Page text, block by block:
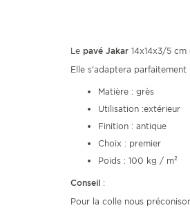
Le pavé Jakar 14x14x3/5
Elle s'adaptera parfaitement
Matière : grès
Utilisation :extérieur
Finition : antique
Choix : premier
Poids : 100 kg / m²
Conseil :
Pour la colle nous